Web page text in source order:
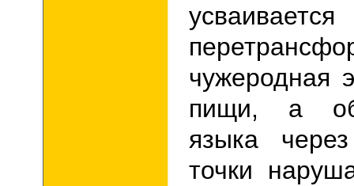
чужеродная
пищи, а
языка
точки